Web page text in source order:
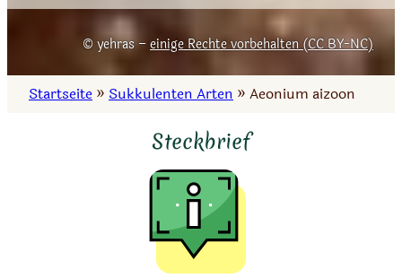
yehras –einige Rechte vorbehalten (CC BY-NC)
Startseite » Sukkulenten Arten » Aeonium aizoon
Steckbrief